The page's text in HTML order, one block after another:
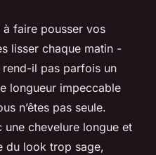
faire pousser vos
lisser chaque matin -
il pas parfois un
longueur impeccable
n’êtes pas seule.
une chevelure longue et
du look trop sage,